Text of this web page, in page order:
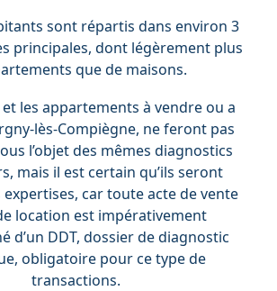
sont répartis dans environ 3
principales, dont légèrement plus
que de maisons.
et les appartements à vendre ou a
lès-Compiègne, ne feront pas
l’objet des mêmes diagnostics
mais il est certain qu’ils seront
expertises, car toute acte de vente
location est impérativement
d’un DDT, dossier de diagnostic
obligatoire pour ce type de
transactions.